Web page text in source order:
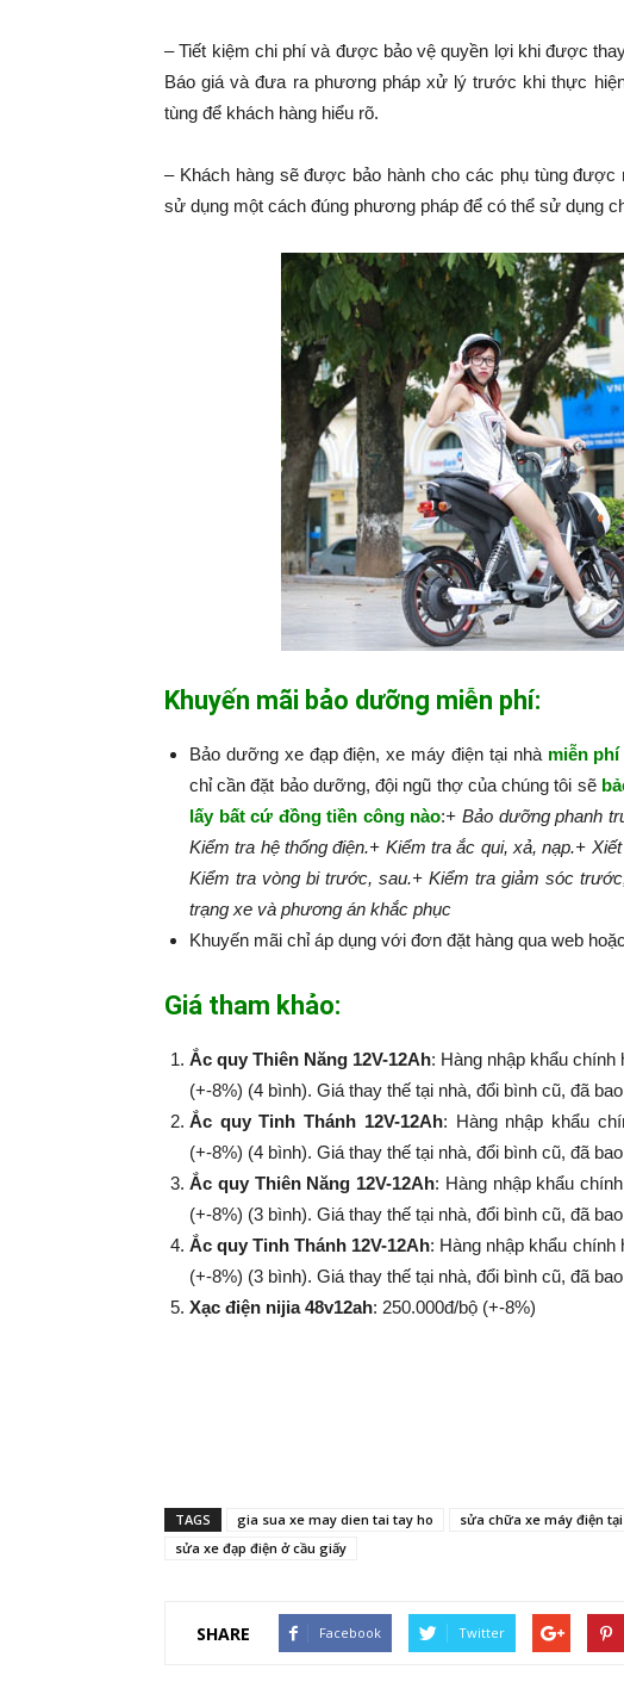
– Tiết kiệm chi phí và được bảo vệ quyền lợi khi được
Báo giá và đưa ra phương pháp xử lý trước khi thực
tùng để khách hàng hiểu rõ.
– Khách hàng sẽ được bảo hành cho các phụ tùng
sử dụng một cách đúng phương pháp để có thể sử dụng
Khuyến mãi bảo dưỡng miễn phí:
Bảo dưỡng xe đạp điện, xe máy điện tại nhà miễn
chỉ cần đặt bảo dưỡng, đội ngũ thợ của chúng tôi sẽ
lấy bất cứ đồng tiền công nào:​​​​​+ Bảo dưỡng phanh
Kiểm tra hệ thống điện.+ Kiểm tra ắc qui, xả, nạp.+
Kiểm tra vòng bi trước, sau.+ Kiểm tra giảm sóc
trạng xe và phương án khắc phục
Khuyến mãi chỉ áp dụng với đơn đặt hàng qua web
Giá tham khảo:
Ắc quy Thiên Năng 12V-12Ah: Hàng nhập khẩu chính
(+-8%) (4 bình). Giá thay thế tại nhà, đổi bình cũ, đã
Ắc quy Tinh Thánh 12V-12Ah: Hàng nhập khẩu
(+-8%​​​​​​​) (4 bình). Giá thay thế tại nhà, đổi bình cũ, đã
Ắc quy Thiên Năng 12V-12Ah: Hàng nhập khẩu
(+-8%​​​​​​​) (3 bình). Giá thay thế tại nhà, đổi bình cũ, đã
Ắc quy Tinh Thánh 12V-12Ah: Hàng nhập khẩu chính
(+-8%​​​​​​​) (3 bình). Giá thay thế tại nhà, đổi bình cũ, đã
Xạc điện nijia 48v12ah: 250.000đ/bộ (+-8%​​​​​​​)
TAGS gia sua xe may dien tai tay ho sửa chữa xe máy điện tại
sửa xe đạp điện ở cầu giấy
SHARE Facebook Twitter